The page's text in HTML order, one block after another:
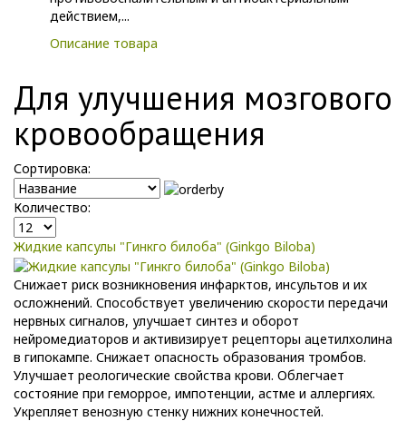
действием,...
Описание товара
Для улучшения мозгового
кровообращения
Сортировка:
Количество:
Жидкие капсулы "Гинкго билоба" (Ginkgo Вiloba)
Снижает риск возникновения инфарктов, инсультов и их
осложнений. Способствует увеличению скорости передачи
нервных сигналов, улучшает синтез и оборот
нейромедиаторов и активизирует рецепторы ацетилхолина
в гипокампе. Снижает опасность образования тромбов.
Улучшает реологические свойства крови. Облегчает
состояние при геморрое, импотенции, астме и аллергиях.
Укрепляет венозную стенку нижних конечностей.